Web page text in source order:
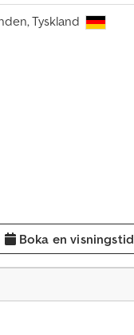
Tyskland
Boka en visningstid